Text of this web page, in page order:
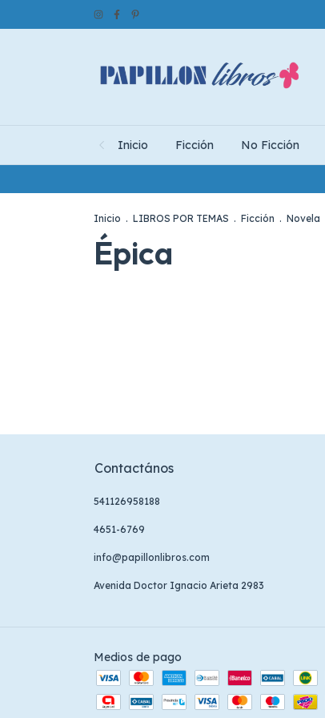
Inicio Ficción No Ficción
Inicio . LIBROS POR TEMAS . Ficción . Novela
Épica
Contactános
541126958188
4651-6769
info@papillonlibros.com
Avenida Doctor Ignacio Arieta 2983
Medios de pago